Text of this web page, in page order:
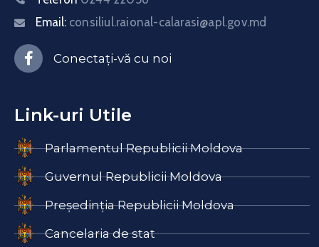
Email: consiliul.raional-calarasi@apl.gov.md
Conectați-vă cu noi
Link-uri Utile
Parlamentul Republicii Moldova
Guvernul Republicii Moldova
Președinția Republicii Moldova
Cancelaria de stat